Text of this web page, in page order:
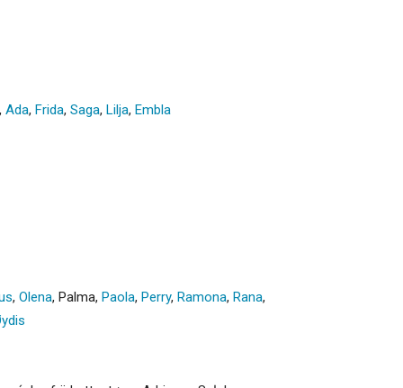
, Ada, Frida, Saga, Lilja, Embla
, Olena, Palma, Paola, Perry, Ramona, Rana,